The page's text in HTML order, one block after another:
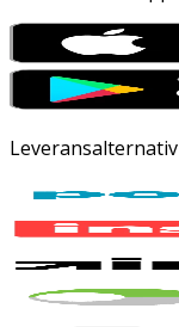
Leveransalternativ